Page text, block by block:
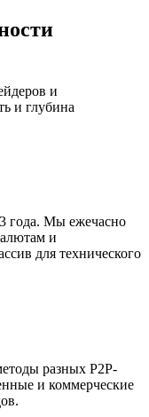
и
и глубина
года. Мы ежечасно
и
для технического
разных P2P-
и коммерческие